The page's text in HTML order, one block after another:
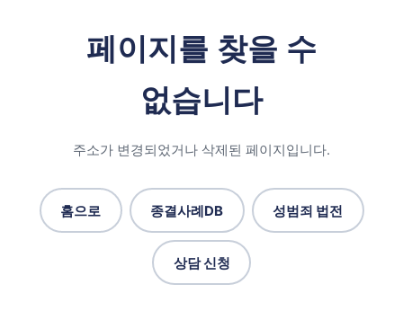
페이지를 찾을 수
없습니다
주소가 변경되었거나 삭제된 페이지입니다.
홈으로 종결사례DB 성범죄 법전
상담 신청